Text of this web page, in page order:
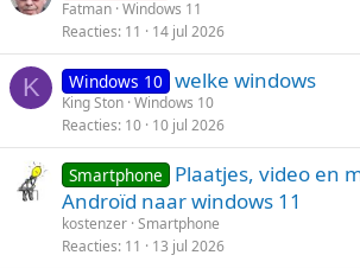
Fatman Windows 11
Reacties 11 14 jul 2026
K Windows 10 welke windows
King Ston Windows 10
Reacties 10 10 jul 2026
Smartphone
Plaatjes, video en
Androïd naar windows 11
kostenzer Smartphone
Reacties 11 13 jul 2026